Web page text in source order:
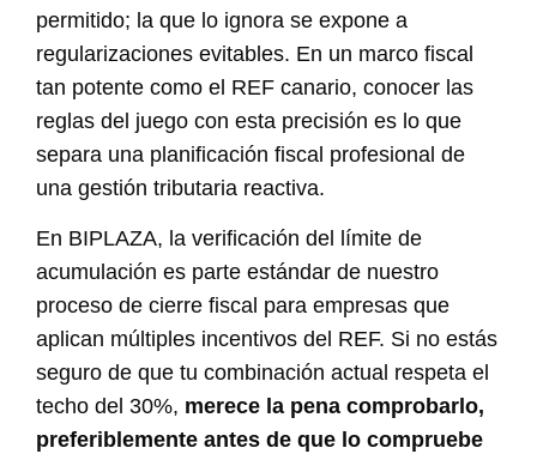
permitido; la que lo ignora se expone a
regularizaciones evitables. En un marco fiscal
tan potente como el REF canario, conocer las
reglas del juego con esta precisión es lo que
separa una planificación fiscal profesional de
una gestión tributaria reactiva.
En BIPLAZA, la verificación del límite de
acumulación es parte estándar de nuestro
proceso de cierre fiscal para empresas que
aplican múltiples incentivos del REF. Si no estás
seguro de que tu combinación actual respeta el
techo del 30%, merece la pena comprobarlo,
preferiblemente antes de que lo compruebe